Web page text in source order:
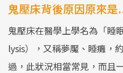
鬼壓床背後原因原來是
鬼壓床在醫學上學名為「睡
lysis），又稱夢魘、睡癱，
過，此狀況相當常見，而且